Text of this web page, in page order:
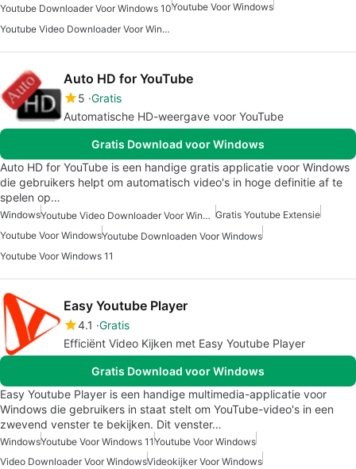
Youtube Downloader Voor Windows 10Youtube Voor Windows
Youtube Video Downloader Voor Windows 10
Auto HD for YouTube
5 Gratis
Automatische HD-weergave voor YouTube
Gratis Download voor Windows
Auto HD for YouTube is een handige gratis applicatie voor Windows
die gebruikers helpt om automatisch video's in hoge definitie af te
spelen op…
Windows Youtube Video Downloader Voor Windows Gratis Youtube Extensie
Youtube Voor WindowsYoutube Downloaden Voor Windows
Youtube Voor Windows 11
Easy Youtube Player
4.1 Gratis
Efficiënt Video Kijken met Easy Youtube Player
Gratis Download voor Windows
Easy Youtube Player is een handige multimedia-applicatie voor
Windows die gebruikers in staat stelt om YouTube-video's in een
zwevend venster te bekijken. Dit venster…
WindowsYoutube Voor Windows 11Youtube Voor Windows
Video Downloader Voor WindowsVideokijker Voor Windows